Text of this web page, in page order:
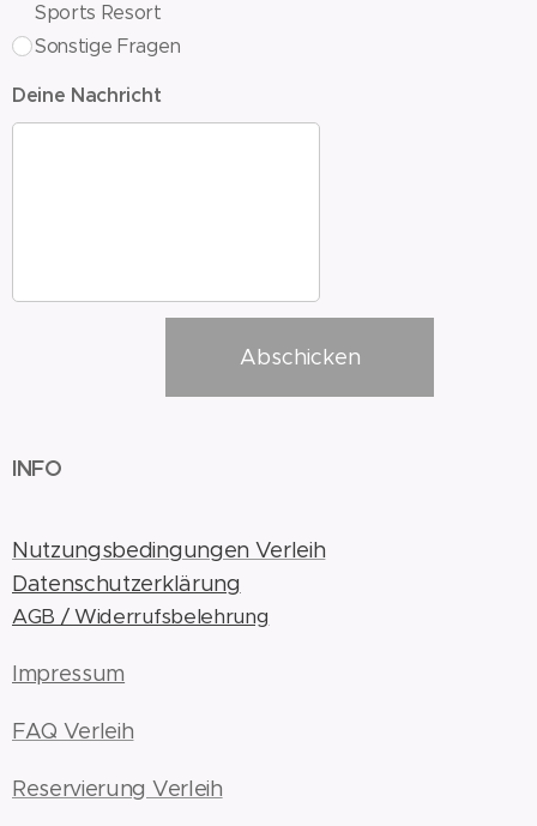
Sports Resort
Sonstige Fragen
Deine Nachricht
Abschicken
INFO
Nutzungsbedingungen Verleih
Datenschutzerklärung
AGB / Widerrufsbelehrung
Impressum
FAQ Verleih
Reservierung Verleih